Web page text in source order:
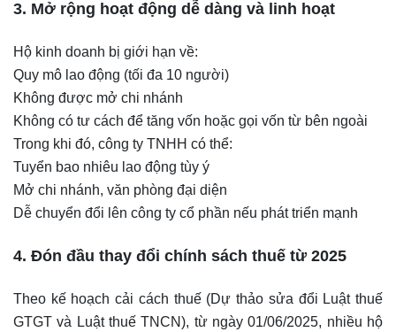
3. Mở rộng hoạt động dễ dàng và linh hoạt
Hộ kinh doanh bị giới hạn về:
Quy mô lao động (tối đa 10 người)
Không được mở chi nhánh
Không có tư cách để tăng vốn hoặc gọi vốn từ bên ngoài
Trong khi đó, công ty TNHH có thể:
Tuyển bao nhiêu lao động tùy ý
Mở chi nhánh, văn phòng đại diện
Dễ chuyển đổi lên công ty cổ phần nếu phát triển mạnh
4. Đón đầu thay đổi chính sách thuế từ 2025
Theo kế hoạch cải cách thuế (Dự thảo sửa đổi Luật thuế
GTGT và Luật thuế TNCN), từ ngày 01/06/2025, nhiều hộ